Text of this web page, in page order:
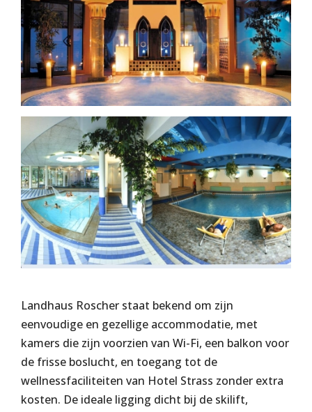
Landhaus Roscher staat bekend om zijn
eenvoudige en gezellige accommodatie, met
kamers die zijn voorzien van Wi-Fi, een balkon voor
de frisse boslucht, en toegang tot de
wellnessfaciliteiten van Hotel Strass zonder extra
kosten. De ideale ligging dicht bij de skilift,